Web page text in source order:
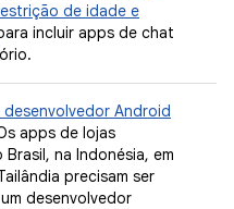
de idade e
incluir apps de chat
Android
apps de lojas
na Indonésia, em
precisam ser
desenvolvedor